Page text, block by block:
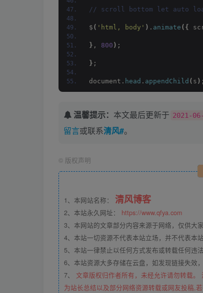
// scroll bottom let auto
$ ( 'html, body' ) . animate ({
} , 800 ) ;
} ;
document. head . appendChild ( s ) ;
温馨提示： 本文最后更新于 2021-
留言或联系清风#。
© 版权声明
1、本网站名称： 清风博客
2、本站永久网址： https://www.qfya.com
3、本网站的文章部分内容来源于网络，仅供大
4、本站一切资源不代表本站立场，并不代表本
5、本站一律禁止以任何方式发布或转载任何违
6、本站资源大多存储在云盘，如发现链接失效
7、 文章版权归作者所有，未经允许请勿转载
为站长总结以及部分网络资源转载或网友投稿,